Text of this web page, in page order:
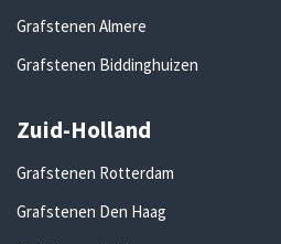
Grafstenen Almere
Grafstenen Biddinghuizen
Zuid-Holland
Grafstenen Rotterdam
Grafstenen Den Haag